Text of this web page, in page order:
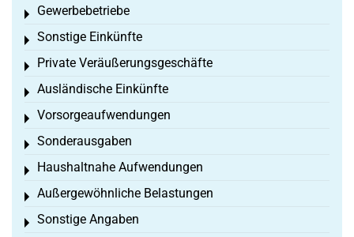
Gewerbebetriebe
Toggle menu
Sonstige Einkünfte
Toggle menu
Private Veräußerungsgeschäfte
Toggle menu
Ausländische Einkünfte
Toggle menu
Vorsorgeaufwendungen
Toggle menu
Sonderausgaben
Toggle menu
Haushaltnahe Aufwendungen
Toggle menu
Außergewöhnliche Belastungen
Toggle menu
Sonstige Angaben
Toggle menu